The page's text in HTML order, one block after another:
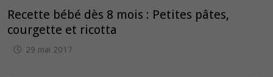
Recette bébé dès 8 mois : Petites pâtes,
courgette et ricotta
29 mai 2017